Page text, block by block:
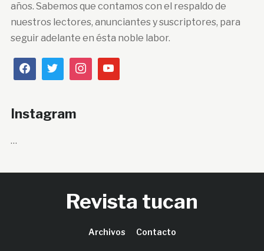
años. Sabemos que contamos con el respaldo de
nuestros lectores, anunciantes y suscriptores, para
seguir adelante en ésta noble labor.
Instagram
…
Revista tucan
Archivos Contacto